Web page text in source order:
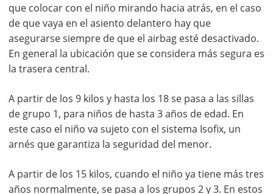
que colocar con el niño mirando hacia atrás, en el caso
de que vaya en el asiento delantero hay que
asegurarse siempre de que el airbag esté desactivado.
En general la ubicación que se considera más segura es
la trasera central.
A partir de los 9 kilos y hasta los 18 se pasa a las sillas
de grupo 1, para niños de hasta 3 años de edad. En
este caso el niño va sujeto con el sistema Isofix, un
arnés que garantiza la seguridad del menor.
A partir de los 15 kilos, cuando el niño ya tiene más tres
años normalmente, se pasa a los grupos 2 y 3. En estos